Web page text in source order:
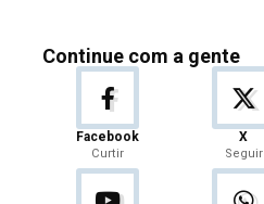
Continue com a gente
Facebook
Curtir
X
Seguir